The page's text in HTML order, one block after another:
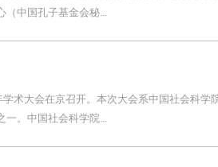
中国孔子基金会秘...
术大会在京召开。本次大会系中国社会科学
。中国社会科学院...